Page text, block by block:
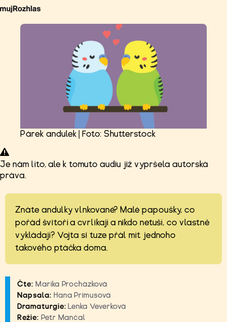
Párek andulek | Foto: Shutterstock
Je nám líto, ale k tomuto audiu již vypršela autorská
práva.
Znáte andulky vlnkované? Malé papoušky, co
pořád švitoří a cvrlikají a nikdo netuší, co vlastně
vykládají? Vojta si tuze přál mít jednoho
takového ptáčka doma.
Čte: Marika Procházková
Napsala: Hana Primusová
Dramaturgie: Lenka Veverková
Režie: Petr Mančal